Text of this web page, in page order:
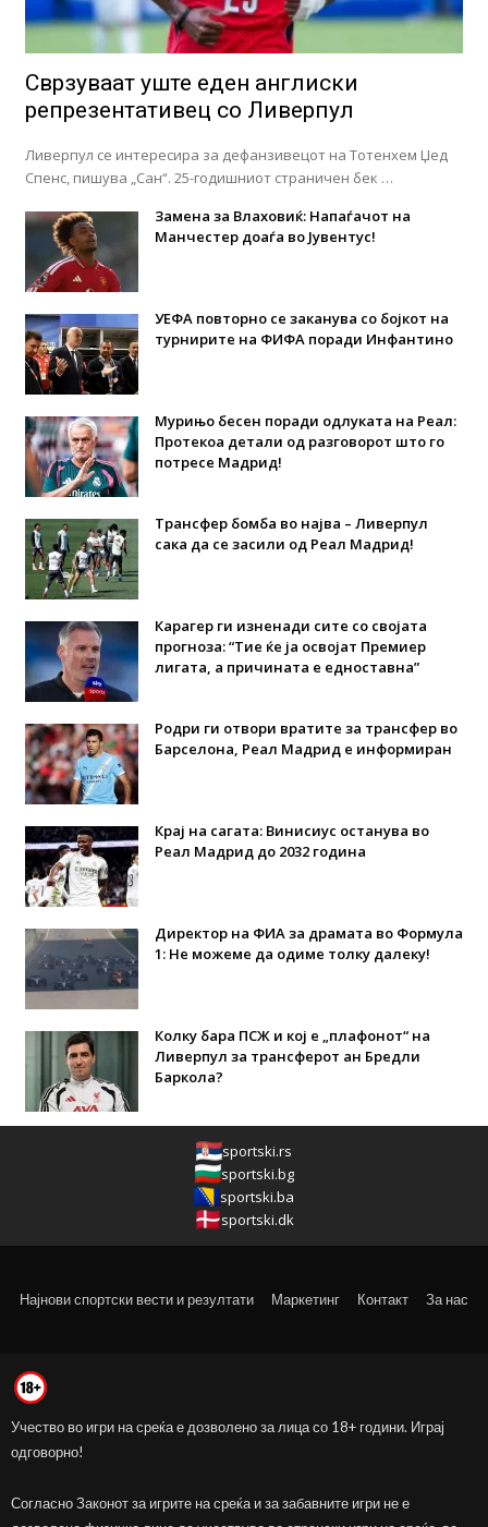
Сврзуваат уште еден англиски
репрезентативец со Ливерпул
Ливерпул се интересира за дефанзивецот на Тотенхем Џед
Спенс, пишува „Сан“. 25-годишниот страничен бек …
Замена за Влаховиќ: Напаѓачот на
Манчестер доаѓа во Јувентус!
УЕФА повторно се заканува со бојкот на
турнирите на ФИФА поради Инфантино
Мурињо бесен поради одлуката на Реал:
Протекоа детали од разговорот што го
потресе Мадрид!
Трансфер бомба во најва – Ливерпул
сака да се засили од Реал Мадрид!
Карагер ги изненади сите со својата
прогноза: “Тие ќе ја освојат Премиер
лигата, а причината е едноставна”
Родри ги отвори вратите за трансфер во
Барселона, Реал Мадрид е информиран
Крај на сагата: Винисиус останува во
Реал Мадрид до 2032 година
Директор на ФИА за драмата во Формула
1: Не можеме да одиме толку далеку!
Колку бара ПСЖ и кој е „плафонот“ на
Ливерпул за трансферот ан Бредли
Баркола?
sportski.rs
sportski.bg
sportski.ba
sportski.dk
Најнови спортски вести и резултати Маркетинг Контакт За нас
Учество во игри на среќа е дозволено за лица со 18+ години. Играј
одговорно!
Согласно Законот за игрите на среќа и за забавните игри не е